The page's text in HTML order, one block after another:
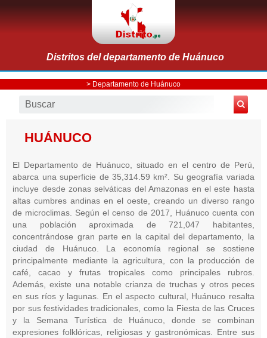
Distritos del departamento de Huánuco
> Departamento de Huánuco
HUÁNUCO
El Departamento de Huánuco, situado en el centro de Perú,
abarca una superficie de 35,314.59 km². Su geografía variada
incluye desde zonas selváticas del Amazonas en el este hasta
altas cumbres andinas en el oeste, creando un diverso rango
de microclimas. Según el censo de 2017, Huánuco cuenta con
una población aproximada de 721,047 habitantes,
concentrándose gran parte en la capital del departamento, la
ciudad de Huánuco. La economía regional se sostiene
principalmente mediante la agricultura, con la producción de
café, cacao y frutas tropicales como principales rubros.
Además, existe una notable crianza de truchas y otros peces
en sus ríos y lagunas. En el aspecto cultural, Huánuco resalta
por sus festividades tradicionales, como la Fiesta de las Cruces
y la Semana Turística de Huánuco, donde se combinan
expresiones folklóricas, religiosas y gastronómicas. Entre sus